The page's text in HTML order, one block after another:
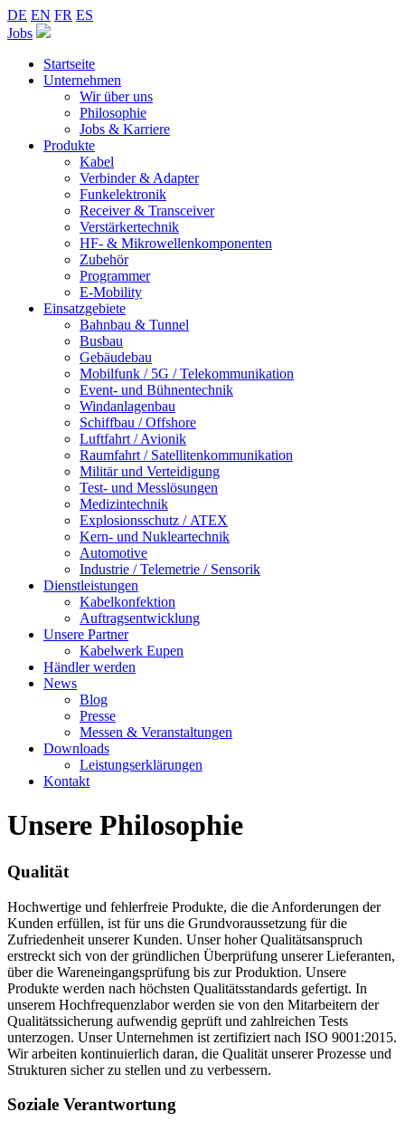
DE EN FR ES
Jobs
Startseite
Unternehmen
Wir über uns
Philosophie
Jobs & Karriere
Produkte
Kabel
Verbinder & Adapter
Funkelektronik
Receiver & Transceiver
Verstärkertechnik
HF- & Mikrowellenkomponenten
Zubehör
Programmer
E-Mobility
Einsatzgebiete
Bahnbau & Tunnel
Busbau
Gebäudebau
Mobilfunk / 5G / Telekommunikation
Event- und Bühnentechnik
Windanlagenbau
Schiffbau / Offshore
Luftfahrt / Avionik
Raumfahrt / Satellitenkommunikation
Militär und Verteidigung
Test- und Messlösungen
Medizintechnik
Explosionsschutz / ATEX
Kern- und Nukleartechnik
Automotive
Industrie / Telemetrie / Sensorik
Dienstleistungen
Kabelkonfektion
Auftragsentwicklung
Unsere Partner
Kabelwerk Eupen
Händler werden
News
Blog
Presse
Messen & Veranstaltungen
Downloads
Leistungserklärungen
Kontakt
Unsere Philosophie
Qualität
Hochwertige und fehlerfreie Produkte, die die Anforderungen der
Kunden erfüllen, ist für uns die Grundvoraussetzung für die
Zufriedenheit unserer Kunden. Unser hoher Qualitätsanspruch
erstreckt sich von der gründlichen Überprüfung unserer Lieferanten,
über die Wareneingangsprüfung bis zur Produktion. Unsere
Produkte werden nach höchsten Qualitätsstandards gefertigt. In
unserem Hochfrequenzlabor werden sie von den Mitarbeitern der
Qualitätssicherung aufwendig geprüft und zahlreichen Tests
unterzogen. Unser Unternehmen ist zertifiziert nach ISO 9001:2015.
Wir arbeiten kontinuierlich daran, die Qualität unserer Prozesse und
Strukturen sicher zu stellen und zu verbessern.
Soziale Verantwortung